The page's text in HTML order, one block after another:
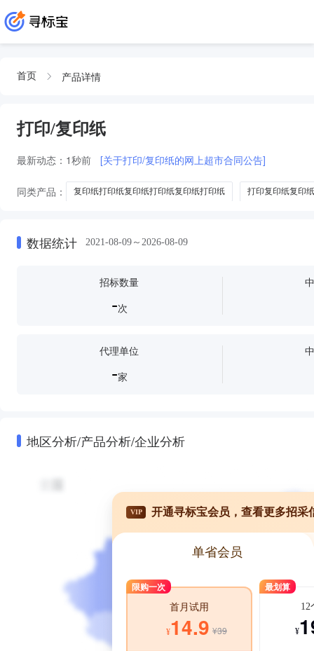
首页 产品详情
打印/复印纸
最新动态： 1秒前 [关于打印/复印纸的网上超市合同公告]
同类产品： 复印纸打印纸复印纸打印纸复印纸打印纸 打印复印纸复印纸
数据统计 2021-08-09～2026-08-09
招标数量
-次
代理单位
-家
地区分析/产品分析/企业分析
VIP 开通寻标宝会员，查看更多招采
单省会员
限购一次
首月试用
¥14.9 ¥39
最划算
12
¥